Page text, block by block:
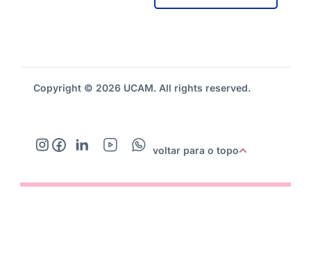
Copyright © 2026 UCAM. All rights reserved.
voltar para o topo